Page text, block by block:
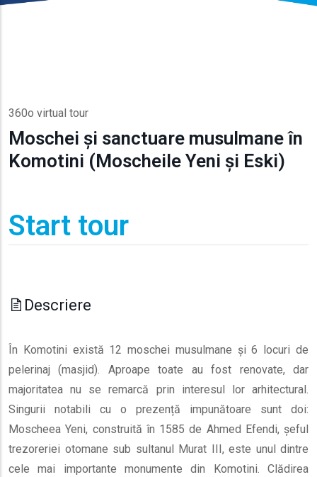
360o virtual tour
Moschei și sanctuare musulmane în
Komotini (Moscheile Yeni și Eski)
Start tour
Descriere
În Komotini există 12 moschei musulmane și 6 locuri de
pelerinaj (masjid). Aproape toate au fost renovate, dar
majoritatea nu se remarcă prin interesul lor arhitectural.
Singurii notabili cu o prezență impunătoare sunt doi:
Moscheea Yeni, construită în 1585 de Ahmed Efendi, șeful
trezoreriei otomane sub sultanul Murat III, este unul dintre
cele mai importante monumente din Komotini. Clădirea